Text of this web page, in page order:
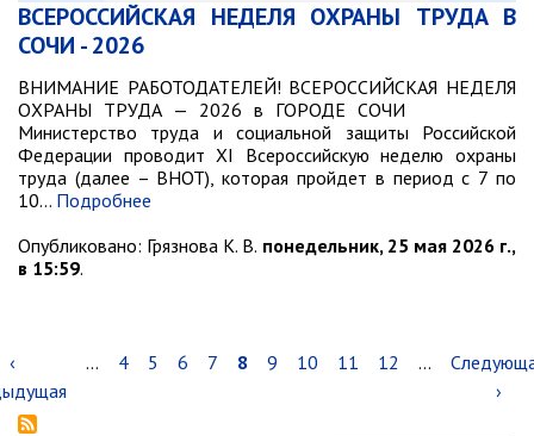
ВСЕРОССИЙСКАЯ НЕДЕЛЯ ОХРАНЫ ТРУДА В
СОЧИ - 2026
ВНИМАНИЕ РАБОТОДАТЕЛЕЙ! ВСЕРОССИЙСКАЯ НЕДЕЛЯ
ОХРАНЫ ТРУДА — 2026 в ГОРОДЕ СОЧИ
Министерство труда и социальной защиты Российской
Федерации проводит XI Всероссийскую неделю охраны
труда (далее – ВНОТ), которая пройдет в период с 7 по
10… Подробнее
Опубликовано: Грязнова К. В. понедельник, 25 мая 2026 г.,
в 15:59.
Нумерация
страниц
Предыдущая
страница
‹
… Page
4 Page
5 Page
6 Page
7
Текущая
8 Page
9 Page
10 Page
11 Page
12 …
страница
›